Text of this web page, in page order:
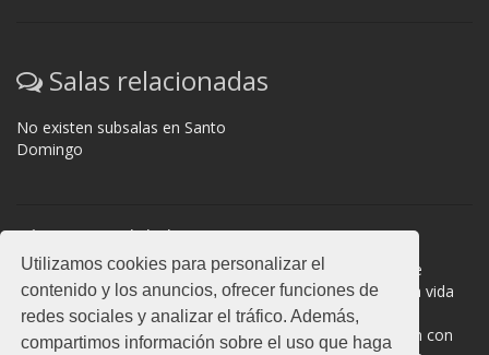
Utilizamos cookies para personalizar el
contenido y los anuncios, ofrecer funciones de
redes sociales y analizar el tráfico. Además,
compartimos información sobre el uso que haga
Salas relacionadas
No existen subsalas en Santo
Domingo
Normas del chat
#Santo Domingo es una sala donde participan cientos de
personas. Mantén la educación y compórtate como en la vida
real. La privacidad de los usuarios es muy importante, no
facilites información de terceros. Todas las salas cuentan con